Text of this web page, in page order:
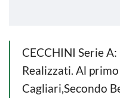
CECCHINI Serie
Realizzati. Al
Cagliari,Secondo